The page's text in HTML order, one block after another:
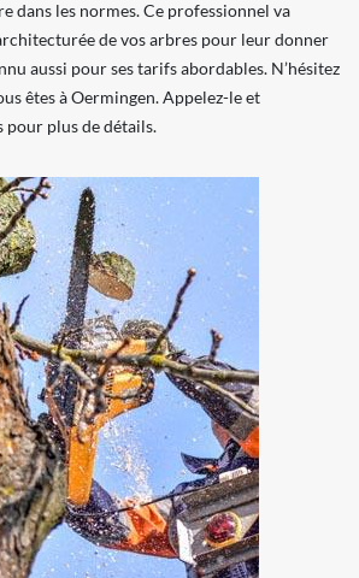
dans les normes. Ce professionnel va
de vos arbres pour leur donner
aussi pour ses tarifs abordables. N’hésitez
êtes à Oermingen. Appelez-le et
pour plus de détails.